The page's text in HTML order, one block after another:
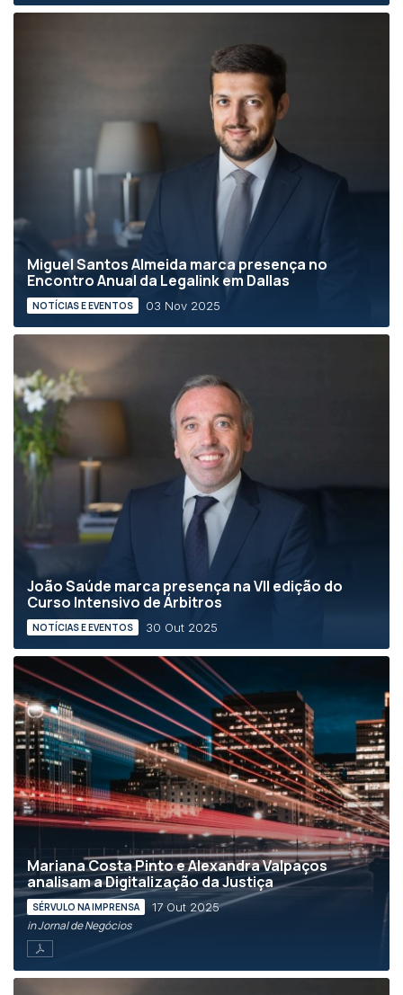
Miguel Santos Almeida marca presença no
Encontro Anual da Legalink em Dallas
NOTÍCIAS E EVENTOS 03 Nov 2025
João Saúde marca presença na VII edição do
Curso Intensivo de Árbitros
NOTÍCIAS E EVENTOS 30 Out 2025
Mariana Costa Pinto e Alexandra Valpaços
analisam a Digitalização da Justiça
SÉRVULO NA IMPRENSA 17 Out 2025
in Jornal de Negócios